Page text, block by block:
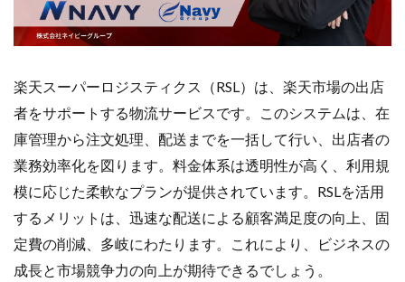
楽天スーパーロジスティクス（RSL）は、楽天市場の出店
者をサポートする物流サービスです。このシステムは、在
庫管理から注文処理、配送までを一括して行い、出店者の
業務効率化を図ります。料金体系は透明性が高く、利用規
模に応じた柔軟なプランが提供されています。RSLを活用
するメリットは、迅速な配送による顧客満足度の向上、固
定費の削減、多岐にわたります。これにより、ビジネスの
成長と市場競争力の向上が期待できるでしょう。
Amazon出品ノウハウ
amazon売上
Amazon広告
Amazon支援
Amazon販売戦略
Amazon運用
BFCM
BOPIS BtoB BtoB EC
BtoC-EC
Bカート
CRM CTR改善
D2C(自社サイト)
D2Cトレンド
D2Cマーケティング
D2C戦略
D2C支援
D2C運営 DSP導入
DSP広告
DX
ec ecforce ECに活用
ECコンサル
ECコンサルタント
ECコンサルティング
ECサイト
ECサイト構築
ECサイト運営
ECセミナー
ECツール
ECビジネス
ECビジネス成功法